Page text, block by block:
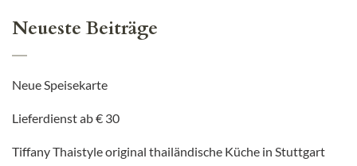
Neueste Beiträge
Neue Speisekarte
Lieferdienst ab € 30
Tiffany Thaistyle original thailändische Küche in Stuttgart